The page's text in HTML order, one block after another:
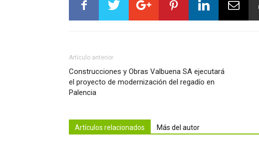
Artículo anterior
Construcciones y Obras Valbuena SA ejecutará
el proyecto de modernización del regadío en
Palencia
Artículos relacionados Más del autor